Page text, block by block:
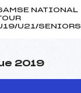
NATIONAL
U21/SENIORS
2019